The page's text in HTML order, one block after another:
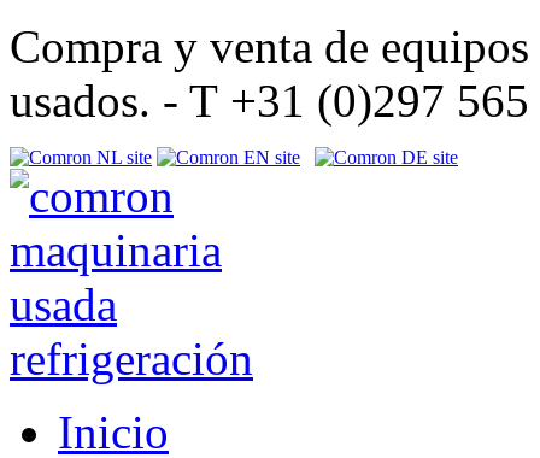
Compra y venta de
usados. - T +31 (0)297
Inicio